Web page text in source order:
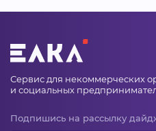
Сервис для некоммерческих
и социальных
Подпишись на рассылку